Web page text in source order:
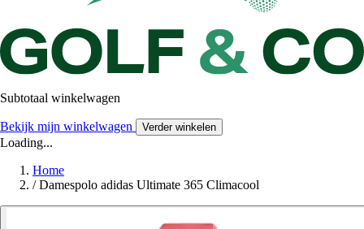
Subtotaal winkelwagen
Bekijk mijn winkelwagen Verder winkelen
Loading...
Home
/ Damespolo adidas Ultimate 365 Climacool